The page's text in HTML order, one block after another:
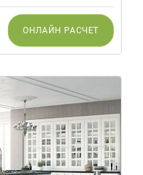
ОНЛАЙН РАСЧЕТ